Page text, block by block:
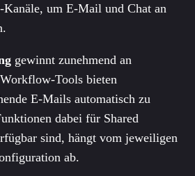
um E-Mail und Chat an
gewinnt zunehmend an
Tools bieten
E-Mails automatisch zu
dabei für Shared
sind, hängt vom jeweiligen
ab.